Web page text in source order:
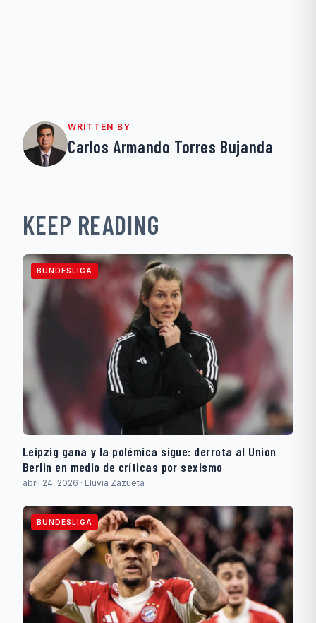
WRITTEN BY
Carlos Armando Torres Bujanda
KEEP READING
BUNDESLIGA
Leipzig gana y la polémica sigue: derrota al Union
Berlin en medio de críticas por sexismo
abril 24, 2026 · Lluvia Zazueta
BUNDESLIGA